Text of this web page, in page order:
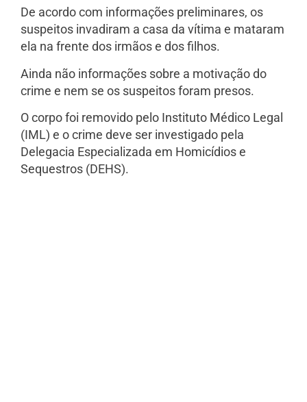
De acordo com informações preliminares, os
suspeitos invadiram a casa da vítima e mataram
ela na frente dos irmãos e dos filhos.
Ainda não informações sobre a motivação do
crime e nem se os suspeitos foram presos.
O corpo foi removido pelo Instituto Médico Legal
(IML) e o crime deve ser investigado pela
Delegacia Especializada em Homicídios e
Sequestros (DEHS).